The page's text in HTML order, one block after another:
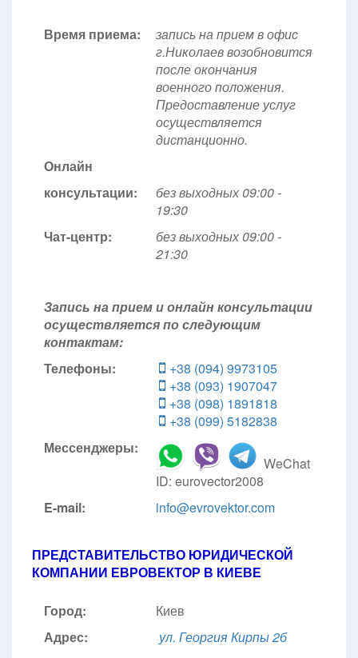
Время приема:
запись на прием в офис
г.Николаев возобновится
после окончания
военного положения.
Предоставление услуг
осуществляется
дистанционно.
Онлайн
консультации:
без выходных 09:00 -
19:30
Чат-центр:
без выходных 09:00 -
21:30
Запись на прием и онлайн консультации
осуществляется по следующим
контактам:
Телефоны:
+38 (094) 9973105
+38 (093) 1907047
+38 (098) 1891818
+38 (099) 5182838
Мессенджеры:
WeChat
ID: eurovector2008
E-mail:
info@evrovektor.com
ПРЕДСТАВИТЕЛЬСТВО ЮРИДИЧЕСКОЙ
КОМПАНИИ ЕВРОВЕКТОР В КИЕВЕ
Город:
Киев
Адрес:
ул. Георгия Кирпы 2б